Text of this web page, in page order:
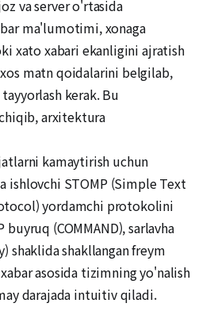
va server o'rtasida
ma'lumotimi, xonaga
xato xabari ekanligini ajratish
matn qoidalarini belgilab,
kerak. Bu
arxitektura
kamaytirish uchun
ishlovchi STOMP (Simple Text
yordamchi protokolini
(COMMAND), sarlavha
shaklida shakllangan freym
asosida tizimning yo'nalish
darajada intuitiv qiladi.